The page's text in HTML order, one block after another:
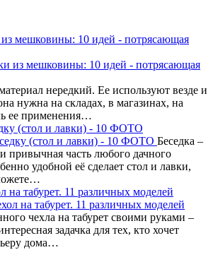
мешковины: 10 идей - потрясающая
нередкий. Ее используют везде и
нужна на складах, в магазинах, на
ее применения…
(стол и лавки) - 10 ФОТО
Беседка –
привычная часть любого дачного
удобной её сделает стол и лавки,
на табурет. 11 различных моделей
чехла на табурет своими руками –
задачка для тех, кто хочет
дома…